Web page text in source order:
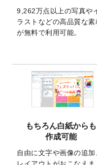
開いたし
2025/9/30
【新商
きるよ
2026年
を公開
2025/9/10
喪中はが
レートを
2025/8/1
9,160万
2025/7/30
キャンバ
トを追
2025/6/30
暑中見
9,262万点以上の写真や
ラストなどの高品質な素
が無料で利用可能。
もちろん白紙からも
作成可能
自由に文字や画像の追加